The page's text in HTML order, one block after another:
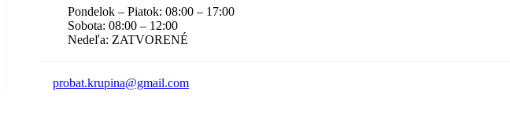
Pondelok – Piatok: 08:00 – 17:00
Sobota: 08:00 – 12:00
Nedeľa: ZATVORENÉ
probat.krupina@gmail.com